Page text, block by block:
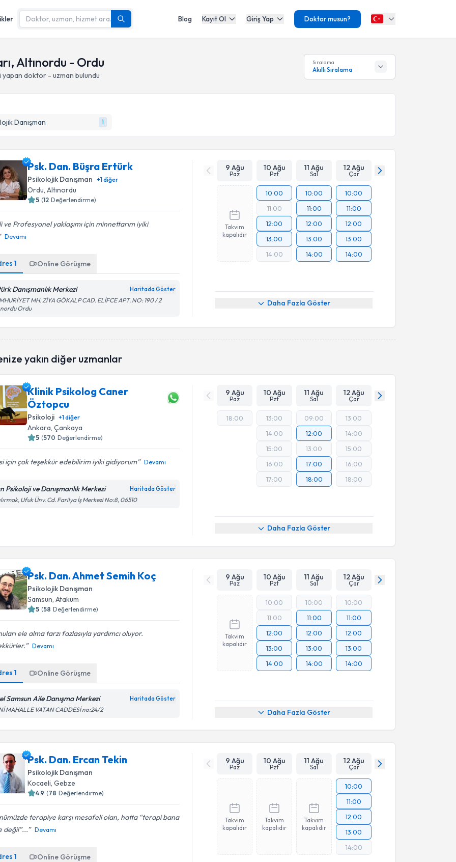
Blog Kayıt Ol Giriş Yap Doktor musun?
Altınordu - Ordu
yapan doktor - uzman bulundu
Sıralama
Akıllı Sıralama
Danışman 1
Psk. Dan. Büşra Ertürk
Psikolojik Danışman +1diğer
Ordu, Altınordu
5 (12 Değerlendirme)
ve Profesyonel yaklaşımı için minnettarım iyiki
Devamı
1 Online Görüşme
Danışmanlık Merkezi Haritada Göster
MH. ZİYA GÖKALP CAD. ELİFCE APT. NO: 190 / 2
Ordu
9 Ağu
Paz
10 Ağu
Pzt
11 Ağu
Sal
12 Ağu
Çar
Takvim
kapalıdır
10:00
11:00
12:00
13:00
14:00
10:00
11:00
12:00
13:00
14:00
10:00
11:00
12:00
13:00
14:00
Daha Fazla Göster
yakın diğer uzmanlar
Klinik Psikolog Caner
Öztopcu
Psikoloji +1diğer
Ankara, Çankaya
5 (570 Değerlendirme)
için çok teşekkür edebilirim iyiki gidiyorum Devamı
Psikoloji ve Danışmanlık Merkezi Haritada Göster
Ufuk Ünv. Cd. Farilya İş Merkezi No:8, 06510
9 Ağu
Paz
10 Ağu
Pzt
11 Ağu
Sal
12 Ağu
Çar
18:00
13:00
14:00
15:00
16:00
17:00
09:00
12:00
13:00
17:00
18:00
13:00
14:00
15:00
16:00
18:00
Daha Fazla Göster
Psk. Dan. Ahmet Semih Koç
Psikolojik Danışman
Samsun , Atakum
5 (58 Değerlendirme)
ele alma tarzı fazlasıyla yardımcı oluyor.
Devamı
1 Online Görüşme
Samsun Aile Danışma Merkezi Haritada Göster
MAHALLE VATAN CADDESİ no:24/2
9 Ağu
Paz
10 Ağu
Pzt
11 Ağu
Sal
12 Ağu
Çar
Takvim
kapalıdır
10:00
11:00
12:00
13:00
14:00
10:00
11:00
12:00
13:00
14:00
10:00
11:00
12:00
13:00
14:00
Daha Fazla Göster
Psk. Dan. Ercan Tekin
Psikolojik Danışman
Kocaeli, Gebze
4.9 (78 Değerlendirme)
terapiye karşı mesafeli olan, hatta “terapi bana
değil”...
Devamı
1 Online Görüşme
9 Ağu
Paz
10 Ağu
Pzt
11 Ağu
Sal
12 Ağu
Çar
Takvim
kapalıdır
Takvim
kapalıdır
Takvim
kapalıdır
10:00
11:00
12:00
13:00
14:00